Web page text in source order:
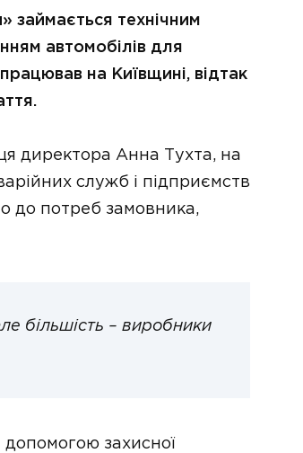
займається технічним
автомобілів для
на Київщині, відтак
директора Анна Тухта, на
служб і підприємств
до потреб замовника,
більшість – виробники
захисної